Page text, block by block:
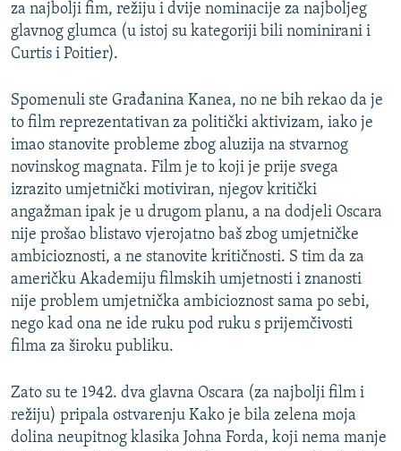
za najbolji fim, režiju i dvije nominacije za najboljeg
glavnog glumca (u istoj su kategoriji bili nominirani i
Curtis i Poitier).
Spomenuli ste Građanina Kanea, no ne bih rekao da je
to film reprezentativan za politički aktivizam, iako je
imao stanovite probleme zbog aluzija na stvarnog
novinskog magnata. Film je to koji je prije svega
izrazito umjetnički motiviran, njegov kritički
angažman ipak je u drugom planu, a na dodjeli Oscara
nije prošao blistavo vjerojatno baš zbog umjetničke
ambicioznosti, a ne stanovite kritičnosti. S tim da za
američku Akademiju filmskih umjetnosti i znanosti
nije problem umjetnička ambicioznost sama po sebi,
nego kad ona ne ide ruku pod ruku s prijemčivosti
filma za široku publiku.
Zato su te 1942. dva glavna Oscara (za najbolji film i
režiju) pripala ostvarenju Kako je bila zelena moja
dolina neupitnog klasika Johna Forda, koji nema manje